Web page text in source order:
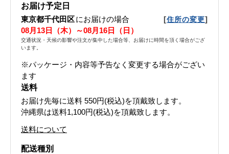
お届け予定日
東京都千代田区にお届けの場合 [住所の変更]
08月13日（木）～08月16日（日）
交通状況・天候の影響や注文が集中した場合等、お届けに時間を頂く場合がござ
います。
※パッケージ・内容等予告なく変更する場合がござい
ます
送料
お届け先毎に送料 550円(税込)を頂戴致します。
沖縄県は送料1,100円(税込)を頂戴致します。
送料について
配送種別